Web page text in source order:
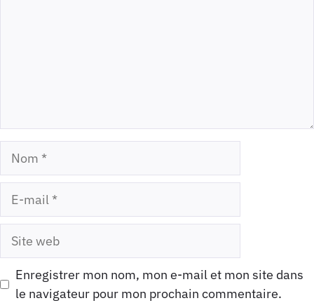
Nom
Site
Enregistrer mon nom, mon e-mail et mon site dans
le navigateur pour mon prochain commentaire.